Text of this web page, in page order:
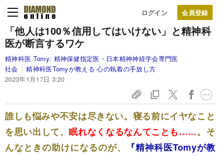
ログイン
「他人は100％信用してはいけない」と精神科
医が断言するワケ
精神科医 Tomy: 精神保健指定医・日本精神神経学会専門医
社会
精神科医Tomyが教える 心の執着の手放し方
2023年1月17日 3:20
誰しも悩みや不安は尽きない。寝る前にイヤなこと
を思い出して、眠れなくなるなんてことも……。そ
んなときの助けになるのが、
『精神科医Tomyが教